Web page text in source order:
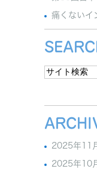
痛くないイ
2025年11
2025年10